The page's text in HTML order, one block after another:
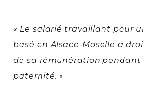
« Le salarié travaillant pour
basé en Alsace-Moselle a
de sa rémunération pendant
paternité. »